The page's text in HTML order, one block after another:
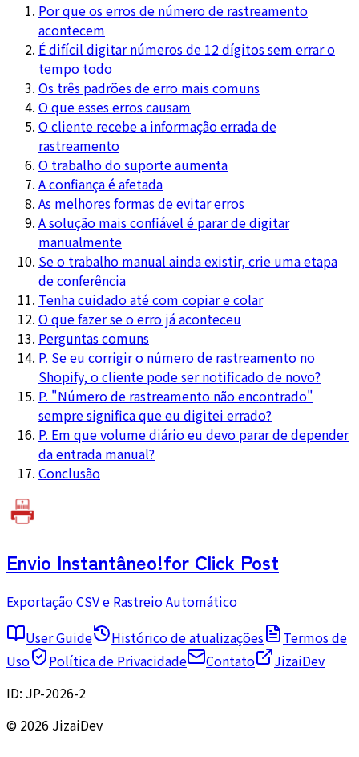
Por que os erros de número de rastreamento
acontecem
É difícil digitar números de 12 dígitos sem errar o
tempo todo
Os três padrões de erro mais comuns
O que esses erros causam
O cliente recebe a informação errada de
rastreamento
O trabalho do suporte aumenta
A confiança é afetada
As melhores formas de evitar erros
A solução mais confiável é parar de digitar
manualmente
Se o trabalho manual ainda existir, crie uma etapa
de conferência
Tenha cuidado até com copiar e colar
O que fazer se o erro já aconteceu
Perguntas comuns
P. Se eu corrigir o número de rastreamento no
Shopify, o cliente pode ser notificado de novo?
P. "Número de rastreamento não encontrado"
sempre significa que eu digitei errado?
P. Em que volume diário eu devo parar de depender
da entrada manual?
Conclusão
Envio Instantâneo!for Click Post
Exportação CSV e Rastreio Automático
User Guide
Histórico de atualizações
Termos de
Uso
Política de Privacidade Contato
JizaiDev
ID: JP-2026-2
© 2026 JizaiDev